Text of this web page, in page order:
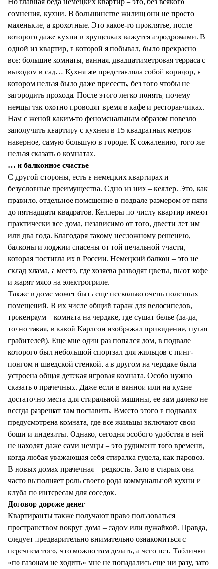
сомнения, кухни. В большинстве жилищ они не просто
маленькие, а крохотные. Это какое-то проклятье, после
которого даже кухни в хрущевках кажутся аэродромами. В
одной из квартир, в которой я побывал, было прекрасно
все: большие комнаты, ванная, двадцатиметровая терраса с
выходом в сад… Кухня же представляла собой коридор, в
котором нельзя было даже присесть, без того чтобы не
загородить прохода. После этого легко понять, почему
немцы так охотно проводят время в кафе и ресторанчиках.
Нам с женой каким-то феноменальным образом повезло
заполучить квартиру с кухней в 15 квадратных метров –
наверное, самую большую в городе. К сожалению, того же
нельзя сказать о комнатах.
… и балконное счастье
С другой стороны, есть в немецких квартирах и
безусловные преимущества. Одно из них – келлер. Это, как
правило, отдельное помещение в подвале размером от пяти
до пятнадцати квадратов. Келлеры по числу квартир имеют
практически все дома, независимо от того, двести лет им
или два года. Благодаря такому несложному решению,
балконы и лоджии спасены от той печальной участи,
которая постигла их в России. Немецкий балкон – это не
склад хлама, а место, где хозяева разводят цветы, пьют кофе
и жарят мясо на электрогриле.
Также в доме может быть еще несколько очень полезных
помещений. В их числе общий гараж для велосипедов,
трокенраум – комната на чердаке, где сушат белье (да-да,
точно такая, в какой Карлсон изображал привидение, пугая
грабителей). Еще мне один раз попался дом, в подвале
которого был небольшой спортзал для жильцов с пинг-
понгом и шведской стенкой, а в другом на чердаке была
устроена общая детская игровая комната. Особо нужно
сказать о прачечных. Даже если в ванной или на кухне
достаточно места для стиральной машины, ее вам далеко не
всегда разрешат там поставить. Вместо этого в подвалах
предусмотрена комната, где все жильцы включают свои
боши и индезиты. Однако, сегодня особого удобства в ней
не находят даже сами немцы – это рудимент того времени,
когда любая уважающая себя стиралка гудела, как паровоз.
В новых домах прачечная – редкость. Зато в старых она
часто выполняет роль своего рода коммунальной кухни и
клуба по интересам для соседок.
Договор дороже денег
Квартиранты также получают право пользоваться
пространством вокруг дома – садом или лужайкой. Правда,
следует предварительно внимательно ознакомиться с
перечнем того, что можно там делать, а чего нет. Таблички
«по газонам не ходить» мне не попадались еще ни разу, зато